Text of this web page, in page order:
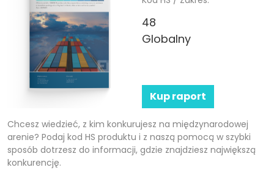
48
Globalny
Kup raport
Chcesz wiedzieć, z kim konkurujesz na międzynarodowej
arenie? Podaj kod HS produktu i z naszą pomocą w szybki
sposób dotrzesz do informacji, gdzie znajdziesz największą
konkurencję.